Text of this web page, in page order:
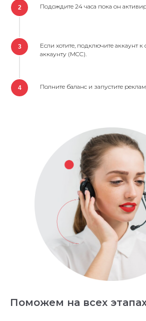
2 Подождите 24 часа пока он
3
Если хотите, подключите аккаунт
аккаунту (MCC).
4 Полните баланс и запустите
Поможем на всех